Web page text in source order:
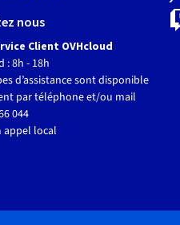
nous
Client OVHcloud
: 8h - 18h
d’assistance sont disponible
par téléphone et/ou mail
044
appel local